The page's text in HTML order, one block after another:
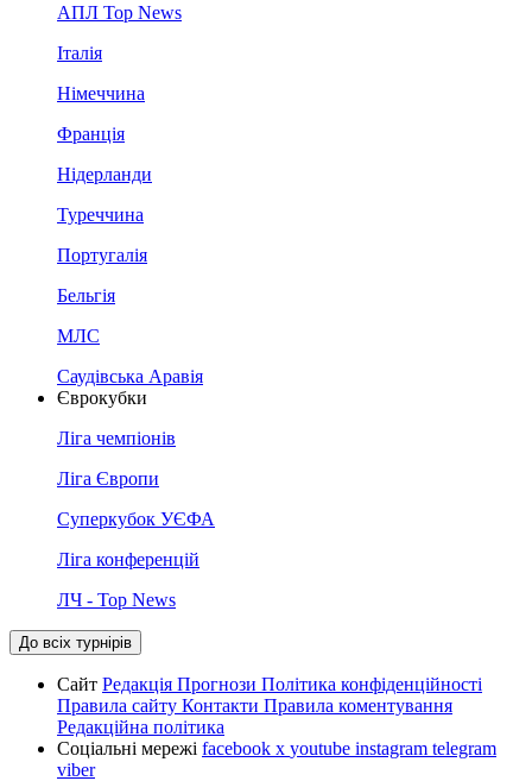
АПЛ Top News
Італія
Німеччина
Франція
Нідерланди
Туреччина
Португалія
Бельгія
МЛС
Саудівська Аравія
Єврокубки
Ліга чемпіонів
Ліга Європи
Суперкубок УЄФА
Ліга конференцій
ЛЧ - Top News
До всіх турнірів
Сайт Редакція Прогнози Політика конфіденційності
Правила сайту Контакти Правила коментування
Редакційна політика
Соціальні мережі facebook x youtube instagram telegram
viber